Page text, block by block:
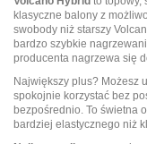
klasyczne balony z
swobody niż starszy
bardzo szybkie
producenta nagrzewa się
Największy plus? Możesz
spokojnie korzystać bez
bezpośrednio. To świetna
bardziej elastycznego niż